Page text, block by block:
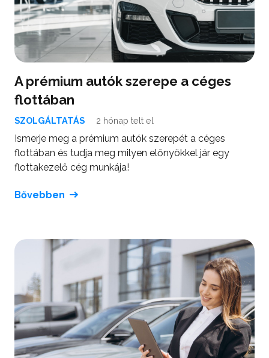
A prémium autók szerepe a céges
flottában
SZOLGÁLTATÁS 2 hónap telt el
Ismerje meg a prémium autók szerepét a céges
flottában és tudja meg milyen előnyökkel jár egy
flottakezelő cég munkája!
Bővebben